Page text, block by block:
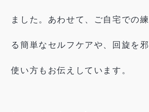
ました。あわせて、ご自宅での
る簡単なセルフケアや、回旋を
使い方もお伝えしています。